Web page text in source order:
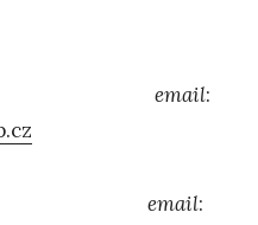
email:
email: